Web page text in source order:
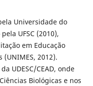
Universidade do
UFSC (2010),
em Educação
(UNIMES, 2012).
UDESC/CEAD, onde
Biológicas e nos